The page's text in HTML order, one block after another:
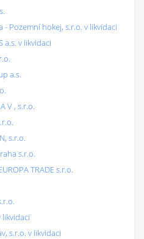
- Pozemní hokej, s.r.o. v likvidaci
a.s. v likvidaci
a.s.
V , s.r.o.
s.r.o.
s.r.o.
TRADE s.r.o.
likvidaci
s.r.o. v likvidaci